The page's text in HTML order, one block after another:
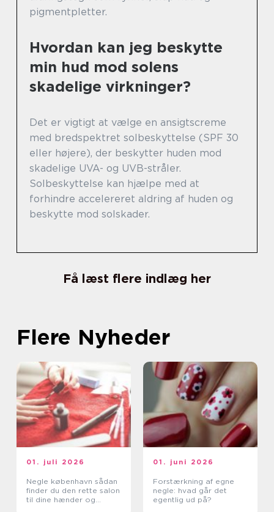
pigmentpletter.
Hvordan kan jeg beskytte
min hud mod solens
skadelige virkninger?
Det er vigtigt at vælge en ansigtscreme
med bredspektret solbeskyttelse (SPF 30
eller højere), der beskytter huden mod
skadelige UVA- og UVB-stråler.
Solbeskyttelse kan hjælpe med at
forhindre accelereret aldring af huden og
beskytte mod solskader.
Få læst flere indlæg her
Flere Nyheder
01. juli 2026
Negle københavn sådan
finder du den rette salon
til dine hænder og
01. juni 2026
Forstærkning af egne
negle: hvad går det
egentlig ud på?